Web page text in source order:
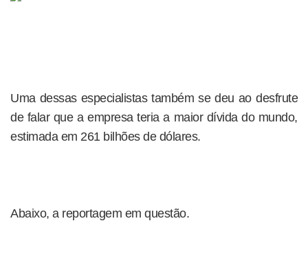
Uma dessas especialistas também se deu ao desfrute
de falar que a empresa teria a maior dívida do mundo,
estimada em 261 bilhões de dólares.
Abaixo, a reportagem em questão.